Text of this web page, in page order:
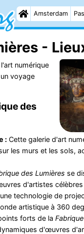
Amsterdam
-
numérique
voyage
des
:Cette galerie d'art
les murs et les sols,
des Lumières se
d'artistes
technologie de
artistique à 360
forts de la
d'œuvres